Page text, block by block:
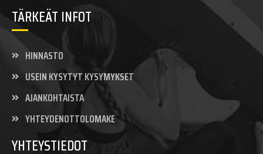
TÄRKEÄT INFOT
HINNASTO
USEIN KYSYTYT KYSYMYKSET
AJANKOHTAISTA
YHTEYDENOTTOLOMAKE
YHTEYSTIEDOT